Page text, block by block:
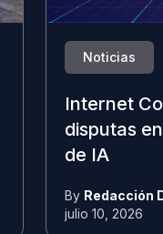
Noticias
Internet
disputas
de IA
By Redacción
julio 10, 2026